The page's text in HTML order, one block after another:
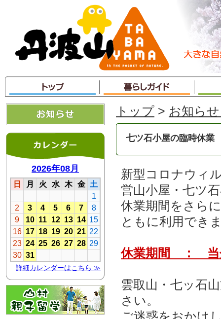
ャ
ン
プ
トップ > お知ら
七ツ石小屋の臨時休業
新型コロナウィ
営山小屋・七ツ
休業期間をさら
ともに利用でき
休業期間 ： 当
雲取山・七ッ石
さい。
ご迷惑をおかけ